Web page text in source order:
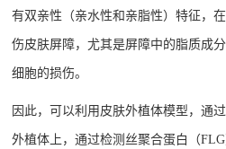
有双亲性（亲水性和亲脂性）特征，
伤皮肤屏障，尤其是屏障中的脂质成
细胞的损伤。
因此，可以利用皮肤外植体模型，通过
外植体上，通过检测丝聚合蛋白（